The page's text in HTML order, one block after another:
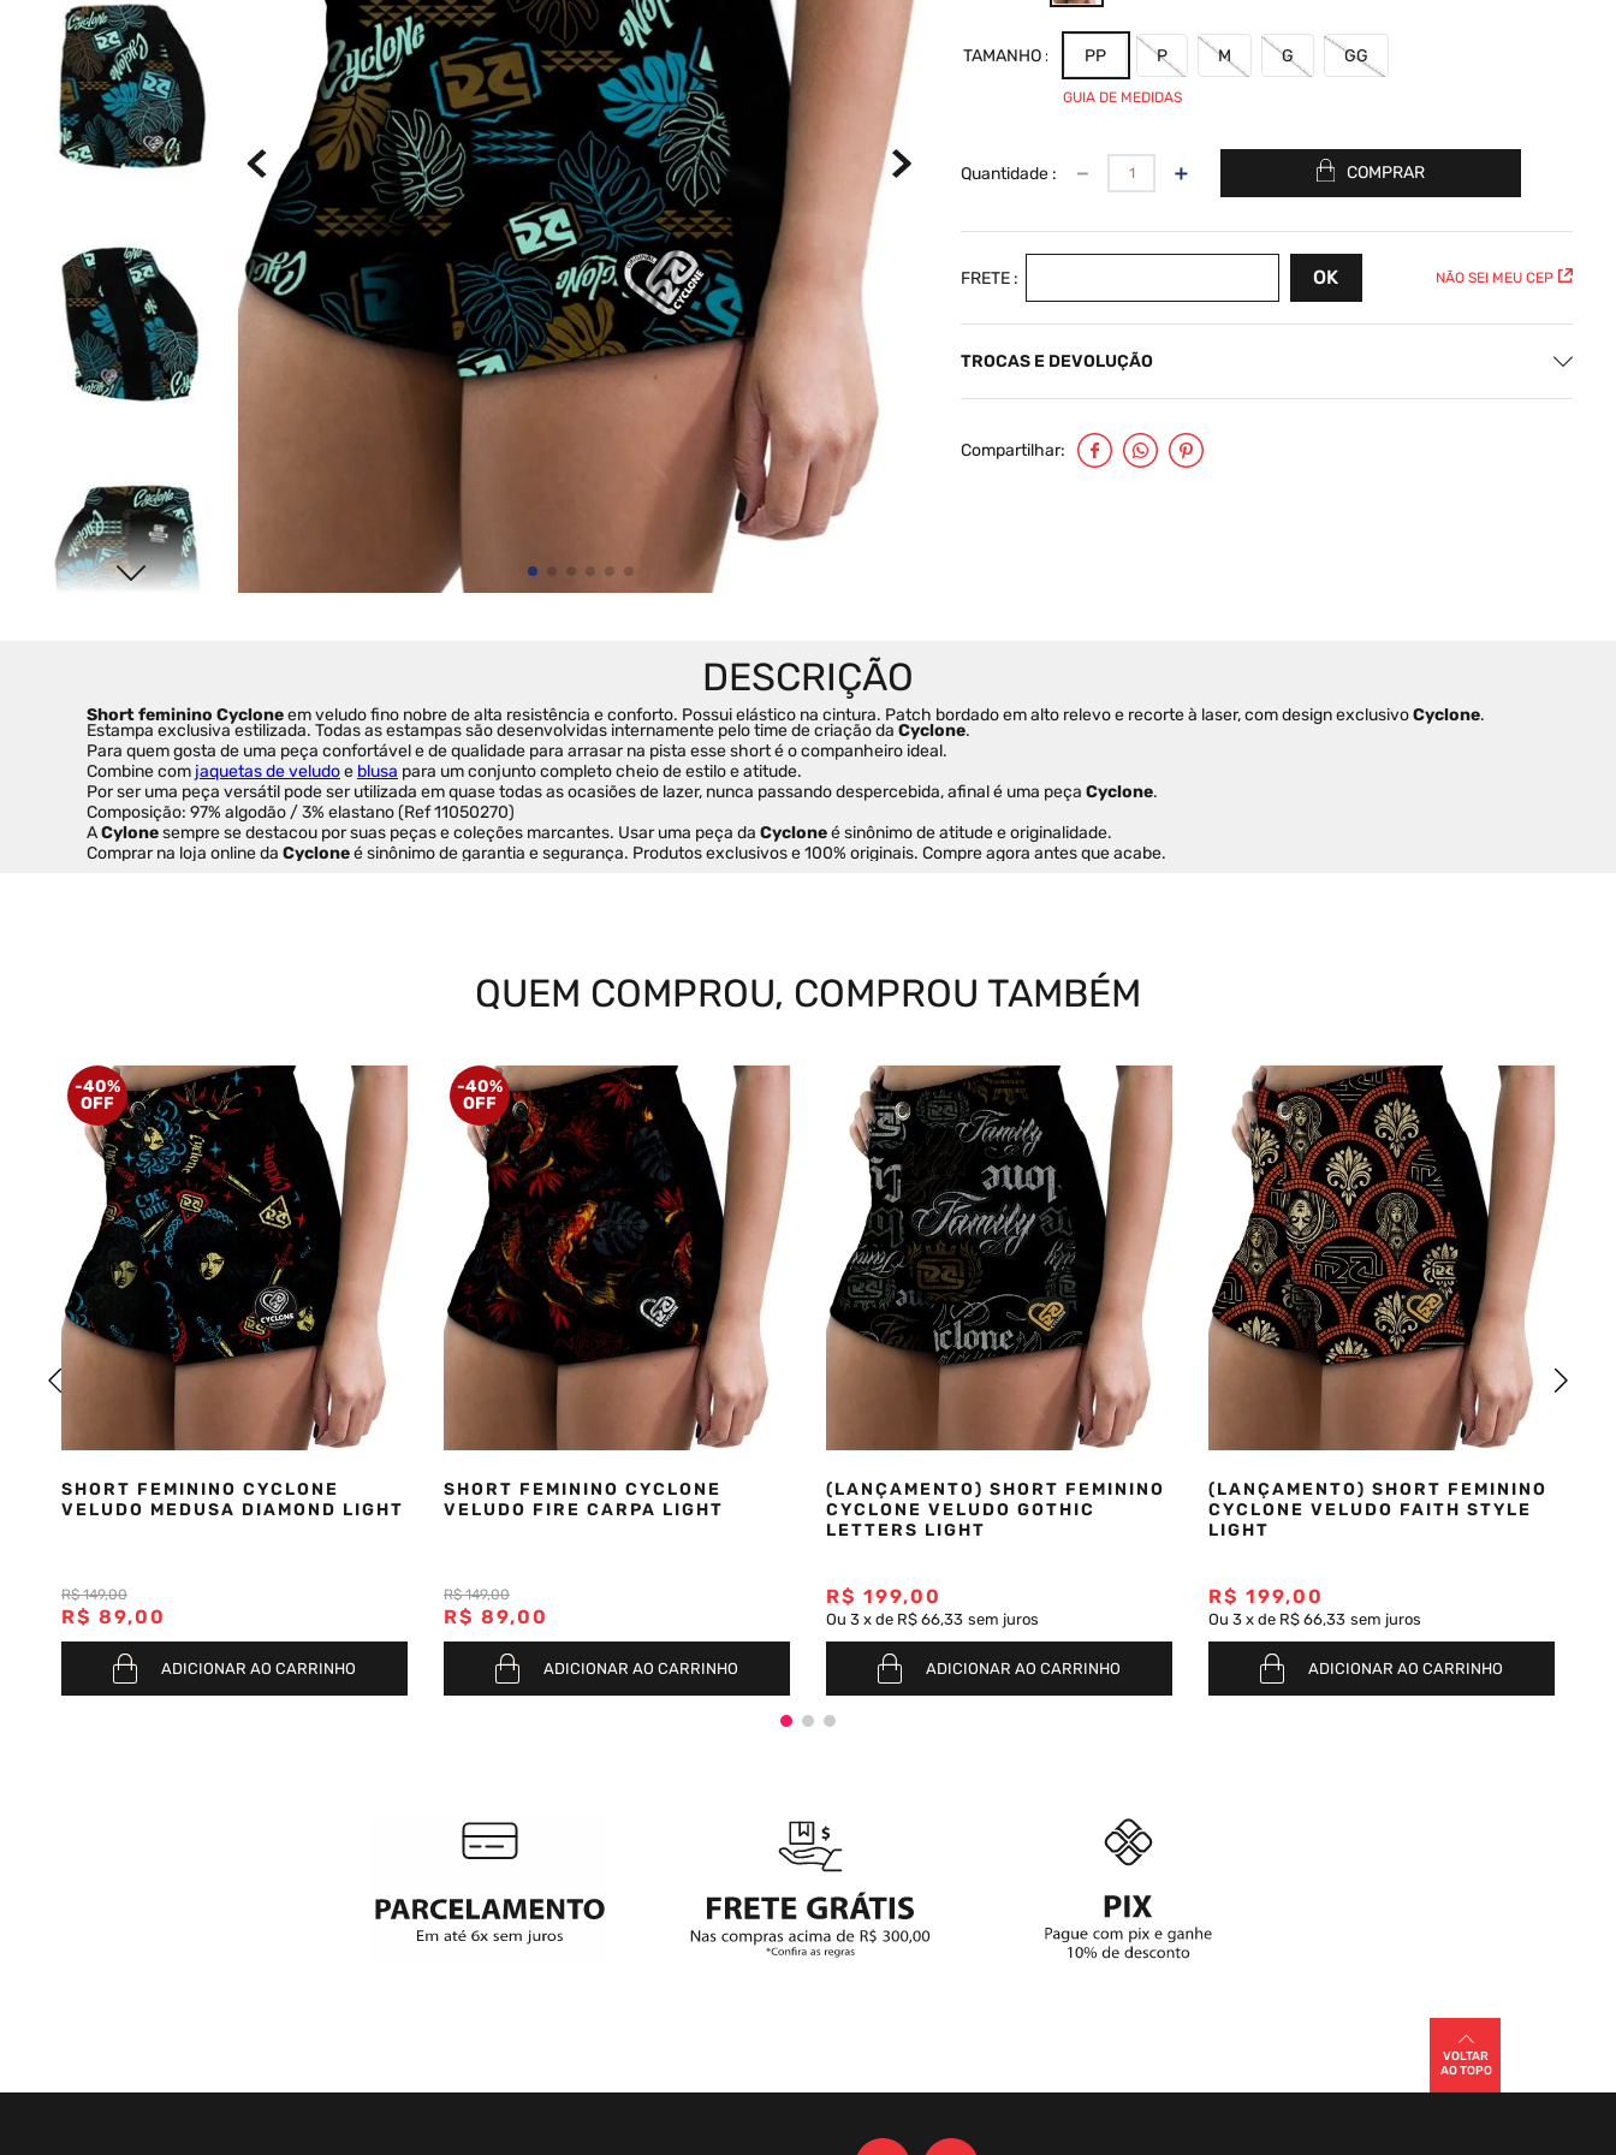
TAMANHO PP P M G GG
GUIA DE MEDIDAS
Quantidade ＋
－ COMPRAR
NÃO SEI MEU CEP
TROCAS E DEVOLUÇÃO
Compartilhar
Short feminino Cyclone em veludo fino nobre de alta resistência e conforto. Possui elástico na cintura. Patch bordado em alto relevo e recorte à laser, com design exclusivo Cyclone.
Estampa exclusiva estilizada. Todas as estampas são desenvolvidas internamente pelo time de criação da Cyclone.
Para quem gosta de uma peça confortável e de qualidade para arrasar na pista esse short é o companheiro ideal.
Combine com jaquetas de veludo e blusa para um conjunto completo cheio de estilo e atitude.
Por ser uma peça versátil pode ser utilizada em quase todas as ocasiões de lazer, nunca passando despercebida, afinal é uma peça Cyclone.
Composição: 97% algodão / 3% elastano (Ref 11050270)
A Cylone sempre se destacou por suas peças e coleções marcantes. Usar uma peça da Cyclone é sinônimo de atitude e originalidade.
Comprar na loja online da Cyclone é sinônimo de garantia e segurança. Produtos exclusivos e 100% originais. Compre agora antes que acabe.
QUEM COMPROU, COMPROU TAMBÉM
-40%
SHORT FEMININO CYCLONE
VELUDO MEDUSA DIAMOND LIGHT
R$ 149,00
R$ 89,00
ADICIONAR AO CARRINHO
-40%
SHORT FEMININO CYCLONE
VELUDO FIRE CARPA LIGHT
R$ 149,00
R$ 89,00
ADICIONAR AO CARRINHO
(LANÇAMENTO) SHORT FEMININO
CYCLONE VELUDO GOTHIC
LETTERS LIGHT
R$ 199,00
Ou 3 xde R$ 66,33 sem juros
ADICIONAR AO CARRINHO
(LANÇAMENTO) SHORT FEMININO
CYCLONE VELUDO FAITH STYLE
LIGHT
R$ 199,00
Ou 3 xde R$ 66,33 sem juros
ADICIONAR AO CARRINHO
VOLTAR
AO TOPO
9º Saia
10º Camiseta